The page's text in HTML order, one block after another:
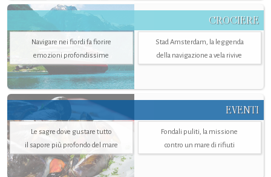
CROCIERE
Navigare nei fiordi fa fiorire
emozioni profondissime
Stad Amsterdam, la leggenda
della navigazione a vela rivive
EVENTI
Le sagre dove gustare tutto
il sapore più profondo del mare
Fondali puliti, la missione
contro un mare di rifiuti